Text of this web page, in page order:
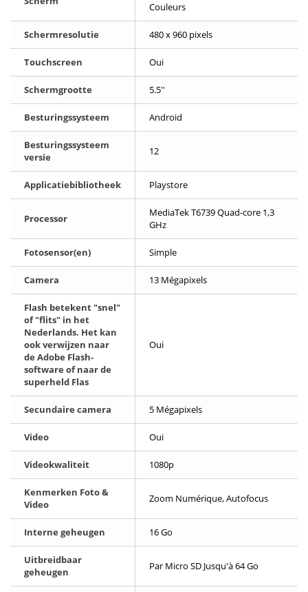
Couleurs
Schermresolutie 480 x 960 pixels
Touchscreen Oui
Schermgrootte 5.5''
Besturingssysteem Android
Besturingssysteem
versie
12
Applicatiebibliotheek Playstore
Processor
MediaTek T6739 Quad-core 1,3
GHz
Fotosensor(en) Simple
Camera 13 Mégapixels
Flash betekent "snel"
of "flits" in het
Nederlands. Het kan
ook verwijzen naar
de Adobe Flash-
software of naar de
superheld Flas
Oui
Secundaire camera 5 Mégapixels
Video Oui
Videokwaliteit 1080p
Kenmerken Foto &
Video
Zoom Numérique, Autofocus
Interne geheugen 16 Go
Uitbreidbaar
geheugen
Par Micro SD Jusqu'à 64 Go